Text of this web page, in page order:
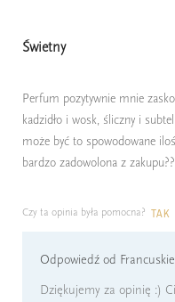
Świetny
Perfum pozytywnie mnie
kadzidło i wosk, śliczny i
może być to spowodowane
bardzo zadowolona z
Czy ta opinia była pomocna? TAK
Odpowiedź od
Dziękujemy za opinię :)